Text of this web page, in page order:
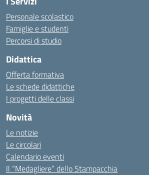
Personale scolastico
Famiglie e studenti
Percorsi di studio
Didattica
Offerta formativa
Le schede didattiche
I progetti delle classi
Novità
Le notizie
Le circolari
Calendario eventi
Il “Medagliere” dello Stampacchia